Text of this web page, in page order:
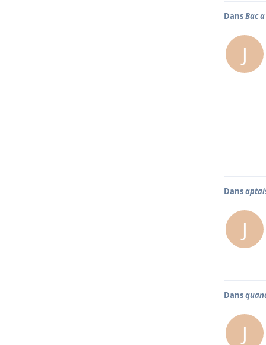
DansBac
J
Dans
J
Dans
J